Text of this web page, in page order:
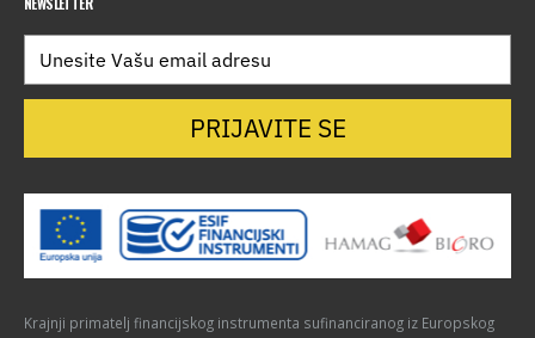
PRIJAVITE SE
Krajnji primatelj financijskog instrumenta sufinanciranog iz Europskog